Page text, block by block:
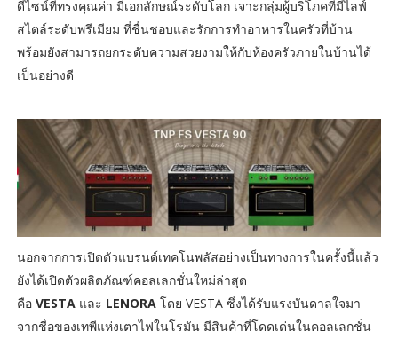
ดีไซน์ที่ทรงคุณค่า มีเอกลักษณ์ระดับโลก เจาะกลุ่มผู้บริโภคที่มีไลฟ์
สไตล์ระดับพรีเมียม ที่ชื่นชอบและรักการทำอาหารในครัวที่บ้าน
พร้อมยังสามารถยกระดับความสวยงามให้กับห้องครัวภายในบ้านได้
เป็นอย่างดี
นอกจากการเปิดตัวแบรนด์เทคโนพลัสอย่างเป็นทางการในครั้งนี้แล้ว
ยังได้เปิดตัวผลิตภัณฑ์คอลเลกชั่นใหม่ล่าสุด
คือ VESTA และ LENORA โดย VESTA ซึ่งได้รับแรงบันดาลใจมา
จากชื่อของเทพีแห่งเตาไฟในโรมัน มีสินค้าที่โดดเด่นในคอลเลกชั่น